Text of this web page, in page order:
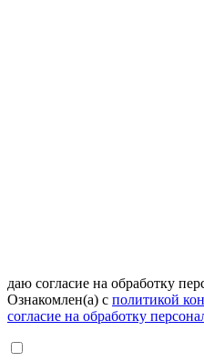
даю согласие на обработку
Ознакомлен(а) с политикой
согласие на обработку